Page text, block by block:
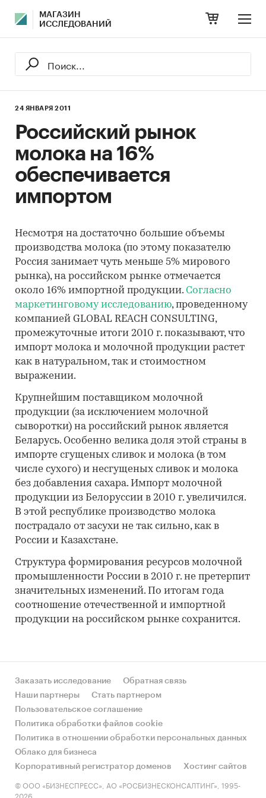
МАГАЗИН
ИССЛЕДОВАНИЙ
24 ЯНВАРЯ 2011
Российский рынок
молока на 16%
обеспечивается
импортом
Несмотря на достаточно большие объемы
производства молока (по этому показателю
Россия занимает чуть меньше 5% мирового
рынка), на российском рынке отмечается
около 16% импортной продукции. Согласно
маркетинговому исследованию, проведенному
компанией GLOBAL REACH CONSULTING,
промежуточные итоги 2010 г. показывают, что
импорт молока и молочной продукции растет
как в натуральном, так и стоимостном
выражении.
Крупнейшим поставщиком молочной
продукции (за исключением молочной
сыворотки) на российский рынок является
Беларусь. Особенно велика доля этой страны в
импорте сгущеных сливок и молока (в том
числе сухого) и несгущеных сливок и молока
без добавления сахара. Импорт молочной
продукции из Белоруссии в 2010 г. увеличился.
В этой республике производство молока
пострадало от засухи не так сильно, как в
России и Казахстане.
Структура формирования ресурсов молочной
промышленности России в 2010 г. не претерпит
значительных изменений. По итогам года
соотношение отечественной и импортной
продукции на российском рынке сохранится.
Заказать исследование
Обратная связь
Наши партнеры
Стать партнером
Пользовательское соглашение
Политика обработки файлов cookie
Политика в отношении обработки персональных данных
Облако для бизнеса
Корпоративный регистратор доменов
Хостинг сайтов
© ООО «БИЗНЕСПРЕСС», АО «РОСБИЗНЕСКОНСАЛТИНГ», 1995-
2026.